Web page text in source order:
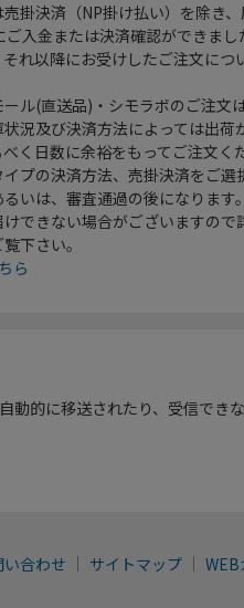
掛決済（NP掛け払い）を除き
ご入金または決済確認ができま
それ以降にお受けしたご注文につ
ル(直送品)・シモラボのご注文
況及び決済方法によっては出荷
く日数に余裕をもってご注文く
イプの決済方法、売掛決済をご選
いは、審査通過の後になります
けできない場合がございますので
下さい。
ら
的に移送されたり、受信できな
い合わせ サイトマップ WEB